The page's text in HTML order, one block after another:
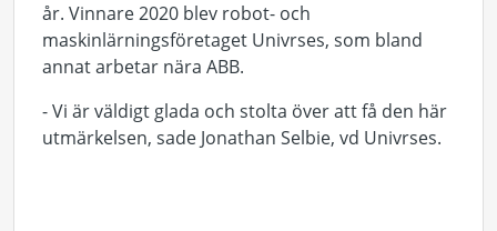
år. Vinnare 2020 blev robot- och
maskinlärningsföretaget Univrses, som bland
annat arbetar nära ABB.
- Vi är väldigt glada och stolta över att få den här
utmärkelsen, sade Jonathan Selbie, vd Univrses.